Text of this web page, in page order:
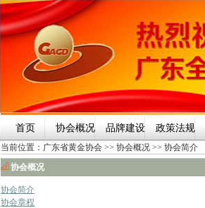
首页 协会概况 品牌建设 政策法规
当前位置： 广东省黄金协会 >> 协会概况 >> 协会简介
协会概况
协会简介
协会章程